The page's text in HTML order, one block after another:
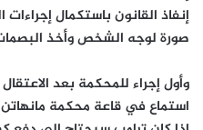
إنفاذ القانون باستكمال
صورة لوجه الشخص وأخذ
وأول إجراء للمحكمة بعد
استماع في قاعة محكمة